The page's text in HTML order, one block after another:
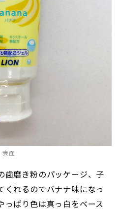
表面
歯磨き粉のパッケージ、子
くれるのでバナナ味になっ
っぱり色は真っ白をベース